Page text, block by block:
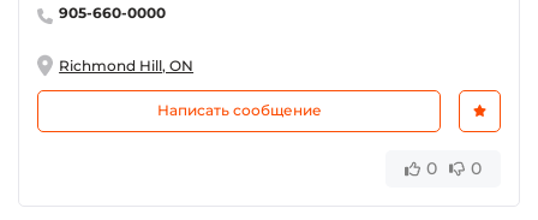
905-660-0000
Richmond Hill, ON
Написать сообщение
0 0